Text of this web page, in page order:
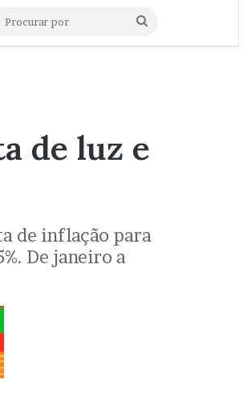
Lateral
por
de luz e
de inflação para
De janeiro a